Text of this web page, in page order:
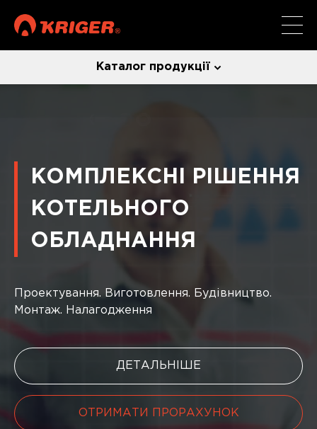
Каталог продукції
КОМПЛЕКСНІ РІШЕННЯ
КОТЕЛЬНОГО
ОБЛАДНАННЯ
Проектування. Виготовлення. Будівництво.
Монтаж. Налагодження
ДЕТАЛЬНІШЕ
ОТРИМАТИ ПРОРАХУНОК